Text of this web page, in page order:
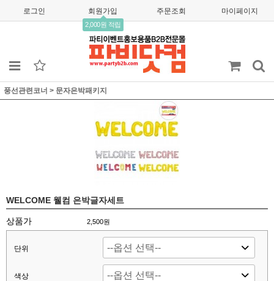
로그인 회원가입
2,000원 적립
주문조회 마이페이지
풍선관련코너 > 문자은박패키지
WELCOME 웰컴 은박글자세트
상품가 2,500원
단위
색상